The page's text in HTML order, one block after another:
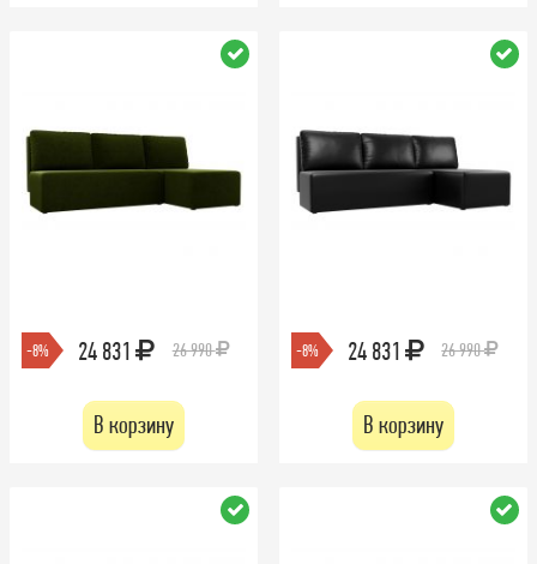
-8% 24 831 26 990
В корзину
-8% 24 831 26 990
В корзину